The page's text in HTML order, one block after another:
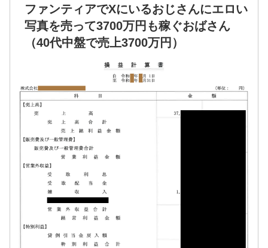
ファンティアでXにいるおじさんにエロい
写真を売って3700万円も稼ぐおばさん
（40代中盤で売上3700万円）